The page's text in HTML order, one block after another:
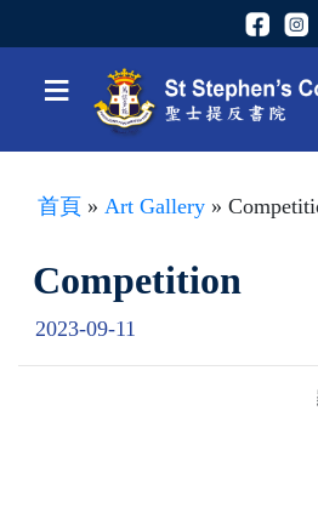
≡
首頁 » Art Gallery »
Competition
2023-09-11